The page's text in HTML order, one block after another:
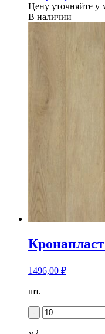
Цену уточняйте у
В наличии
1496,00 ₽
Количество
Кронапласт
шт.
-